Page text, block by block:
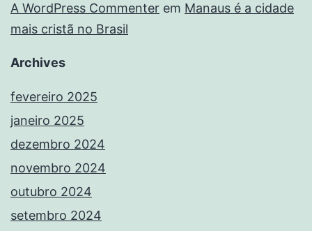
A WordPress Commenter em Manaus é a cidade
mais cristã no Brasil
Archives
fevereiro 2025
janeiro 2025
dezembro 2024
novembro 2024
outubro 2024
setembro 2024